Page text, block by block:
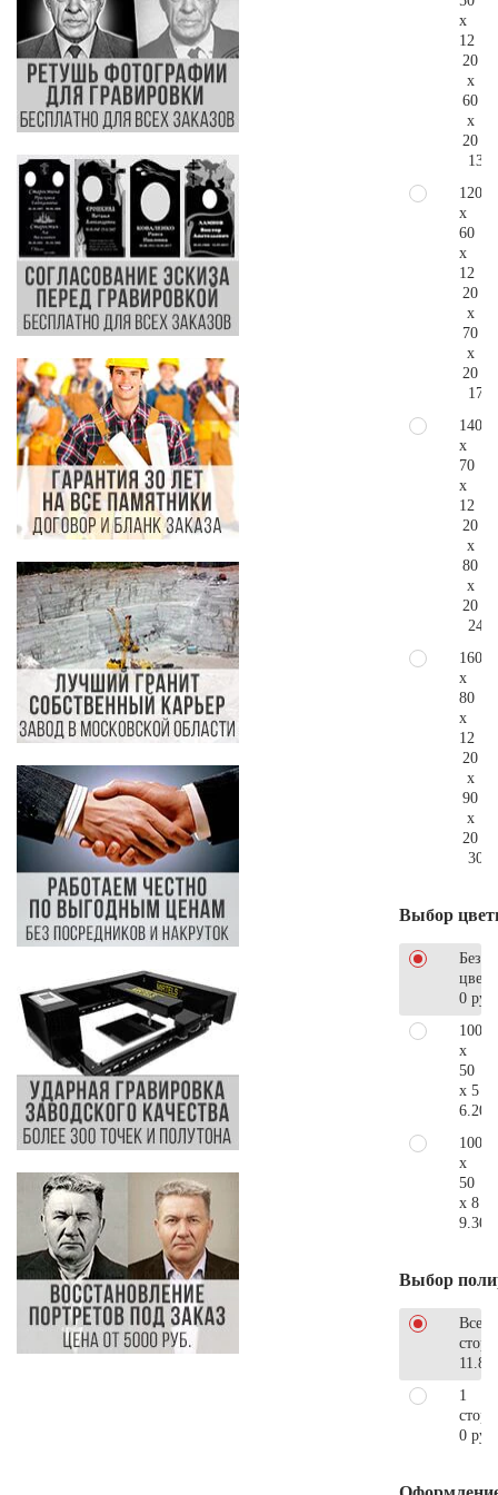
x
12
20
x
60
x
20
120
x
60
x
12
20
x
70
x
20
140
x
70
x
12
20
x
80
x
20
160
x
80
x
12
20
x
90
x
20
Выбор
Без
0 руб.
100
x
50
x 5
100
x
50
x 8
Выбор
Все
1
0 руб.